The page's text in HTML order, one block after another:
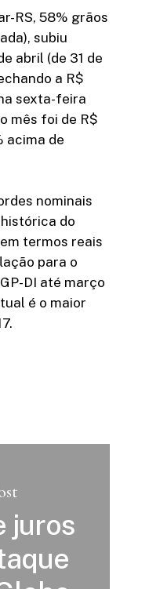
RS, 58% grãos
subiu
abril (de 31 de
a R$
sexta-feira
mês foi de R$
acima de
nominais
do
termos reais
para o
DI até março
é o maior
juros